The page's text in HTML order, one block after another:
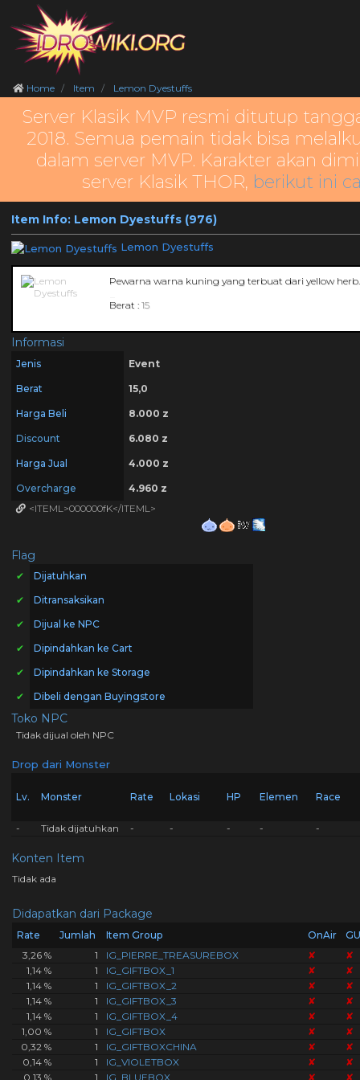
Home Item Lemon Dyestuffs
Server Klasik MVP resmi ditutup
2018. Semua pemain tidak bisa
dalam server MVP. Karakter akan
server Klasik THOR, berikut ini
Item Info: Lemon Dyestuffs (976)
Lemon Dyestuffs
Pewarna warna kuning yang terbuat dari yellow herb.
Berat :15
Informasi
Jenis Event
Berat 15,0
Harga Beli 8.000 z
Discount 6.080 z
Harga Jual 4.000 z
Overcharge
4.960 z
<ITEML>000000fK</ITEML>
Flag
✔
Dijatuhkan
✔
Ditransaksikan
✔
Dijual ke NPC
✔
Dipindahkan ke Cart
✔
Dipindahkan ke Storage
✔
Dibeli dengan Buyingstore
Toko NPC
Tidak dijual oleh NPC
Drop dari Monster
Lv. Monster Rate Lokasi HP Elemen Race
- Tidak dijatuhkan - - - - -
Konten Item
Tidak ada
Didapatkan dari Package
Rate Jumlah Item Group OnAir
3,26 %
1 IG_PIERRE_TREASUREBOX ✘
✘
1,14 %
1 IG_GIFTBOX_1 ✘
✘
1,14 %
1 IG_GIFTBOX_2 ✘
✘
1,14 %
1 IG_GIFTBOX_3 ✘
✘
1,14 %
1 IG_GIFTBOX_4 ✘
✘
1,00 %
1 IG_GIFTBOX ✘
✘
0,32 %
1 IG_GIFTBOXCHINA ✘
✘
0,14 %
1 IG_VIOLETBOX ✘
✘
0,13 %
1 IG_BLUEBOX ✘ ✘